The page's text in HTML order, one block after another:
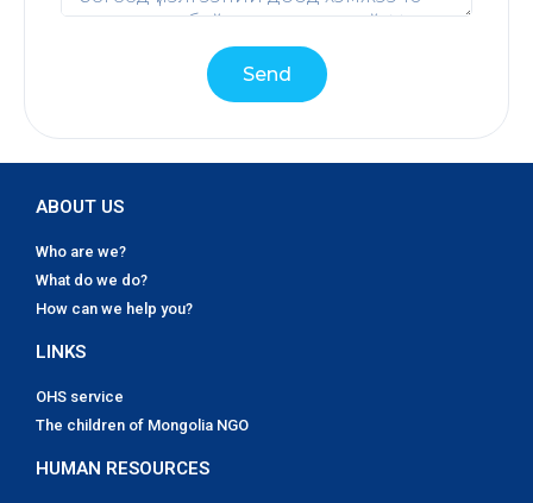
Send
ABOUT US
Who are we?
What do we do?
How can we help you?
LINKS
OHS service
The children of Mongolia NGO
HUMAN RESOURCES